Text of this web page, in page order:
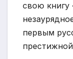
свою книгу
первым